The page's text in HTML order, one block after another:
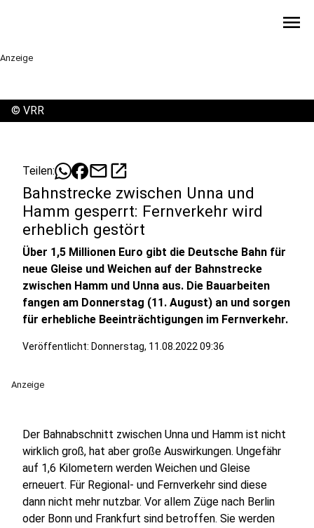
menu
Anzeige
© VRR
Teilen: mailopen_in_new
Bahnstrecke zwischen Unna und
Hamm gesperrt: Fernverkehr wird
erheblich gestört
Über 1,5 Millionen Euro gibt die Deutsche Bahn für
neue Gleise und Weichen auf der Bahnstrecke
zwischen Hamm und Unna aus. Die Bauarbeiten
fangen am Donnerstag (11. August) an und sorgen
für erhebliche Beeinträchtigungen im Fernverkehr.
Veröffentlicht: Donnerstag, 11.08.2022 09:36
Anzeige
Der Bahnabschnitt zwischen Unna und Hamm ist nicht
wirklich groß, hat aber große Auswirkungen. Ungefähr
auf 1,6 Kilometern werden Weichen und Gleise
erneuert. Für Regional- und Fernverkehr sind diese
dann nicht mehr nutzbar. Vor allem Züge nach Berlin
oder Bonn und Frankfurt sind betroffen. Sie werden